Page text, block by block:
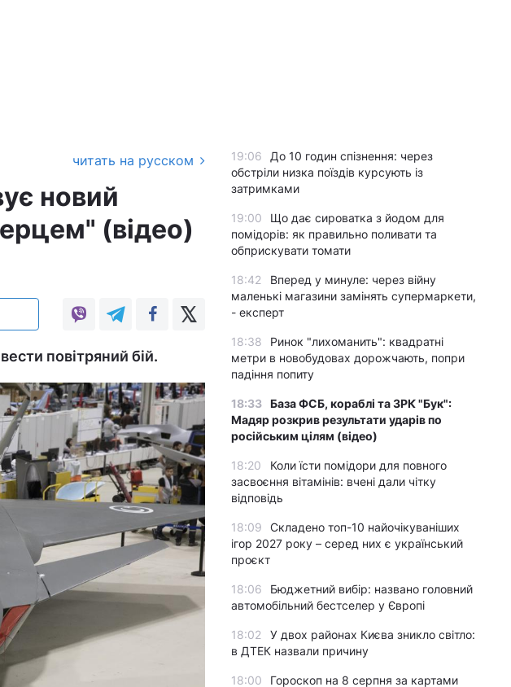
читать на русском
новий
(відео)
повітряний бій.
19:06
До 10 годин спізнення: через
обстріли низка поїздів курсують із
затримками
19:00
Що дає сироватка з йодом для
помідорів: як правильно поливати та
обприскувати томати
18:42
Вперед у минуле: через війну
маленькі магазини замінять супермаркети,
- експерт
18:38
Ринок "лихоманить": квадратні
метри в новобудовах дорожчають, попри
падіння попиту
18:33 База ФСБ, кораблі та ЗРК "Бук":
Мадяр розкрив результати ударів по
російським цілям (відео)
18:20
Коли їсти помідори для повного
засвоєння вітамінів: вчені дали чітку
відповідь
18:09
Складено топ-10 найочікуваніших
ігор 2027 року – серед них є український
проєкт
18:06
Бюджетний вибір: названо головний
автомобільний бестселер у Європі
18:02
У двох районах Києва зникло світло:
в ДТЕК назвали причину
18:00 Гороскоп на 8 серпня за картами